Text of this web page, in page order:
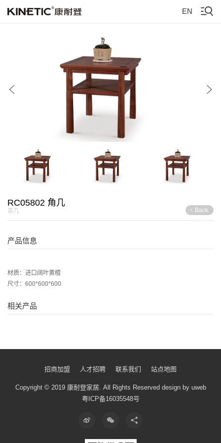
EN
RC05802 角几
茶几 Back
产品信息
材质：进口阔叶黄檀
尺寸：600*600*600
相关产品
招商加盟 人才招聘 联系我们 站点地图
Copyright © 2019 康耐登家居. All Rights Reserved design by uweb
粤ICP备16035548号